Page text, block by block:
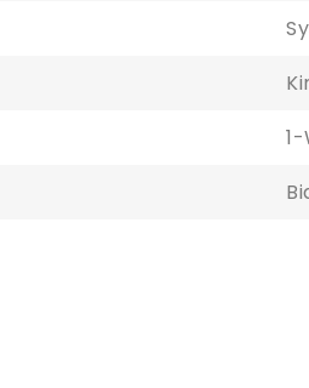
zapisać produkty na liście